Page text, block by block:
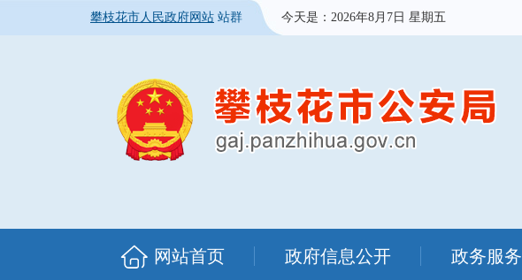
攀枝花市人民政府网站 站群 今天是： 2026年8月7日 星期五
网站首页 政府信息公开 政务服务